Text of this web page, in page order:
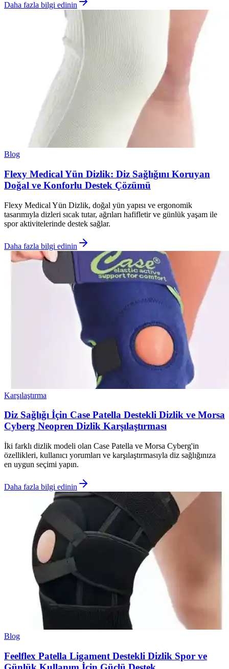
Daha fazla bilgi edinin
Blog
Flexy Medical Yün Dizlik: Diz Sağlığını Koruyan
Doğal ve Konforlu Destek Çözümü
Flexy Medical Yün Dizlik, doğal yün yapısı ve ergonomik
tasarımıyla dizleri sıcak tutar, ağrıları hafifletir ve günlük yaşam ile
spor aktivitelerinde destek sağlar.
Daha fazla bilgi edinin
Karşılaştırma
Diz Sağlığı İçin Case Patella Destekli Dizlik ve Morsa
Cyberg Neopren Dizlik Karşılaştırması
İki farklı dizlik modeli olan Case Patella ve Morsa Cyberg'in
özellikleri, kullanıcı yorumları ve karşılaştırmasıyla diz sağlığınıza
en uygun seçimi yapın.
Daha fazla bilgi edinin
Blog
Feelflex Patella Ligament Destekli Dizlik Spor ve